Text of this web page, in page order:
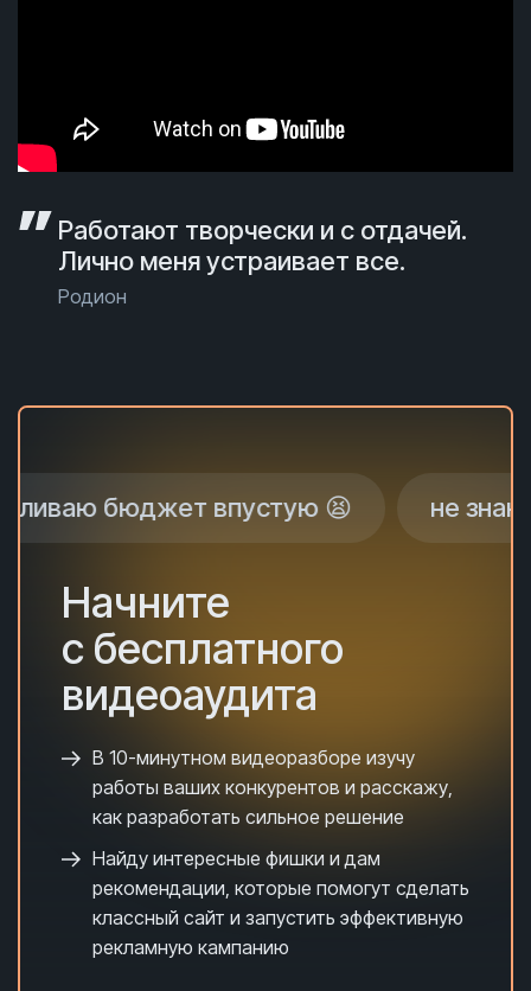
Работают творчески и с отдачей.
Лично меня устраивает все.
Родион
впустую 😫 не знаю, почему
Начните
с бесплатного
видеоаудита
В 10-минутном видеоразборе изучу
работы ваших конкурентов и расскажу,
как разработать сильное решение
Найду интересные фишки и дам
рекомендации, которые помогут сделать
классный сайт и запустить эффективную
рекламную кампанию